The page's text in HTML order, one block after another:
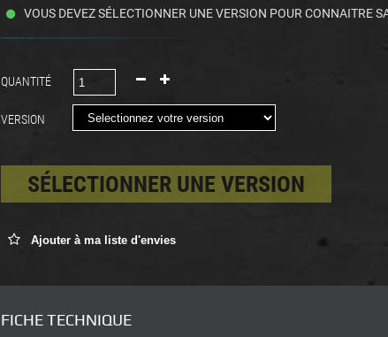
VOUS DEVEZ SÉLECTIONNER UNE VERSION POUR CONNAITRE
QUANTITÉ
SÉLECTIONNER UNE VERSION
Ajouter à ma liste d'envies
FICHE TECHNIQUE